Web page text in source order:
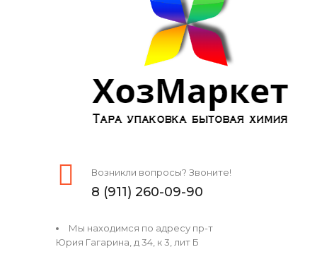
Возникли вопросы? Звоните!
8 (911) 260-09-90
Мы находимся по адресу пр-т
Юрия Гагарина, д 34, к 3, лит Б